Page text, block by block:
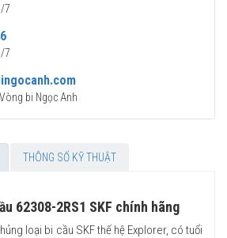
7
7
bi Ngọc Anh
THÔNG SỐ KỸ THUẬT
62308-2RS1 SKF chính hãng
loại bi cầu SKF thế hệ Explorer, có tuổi